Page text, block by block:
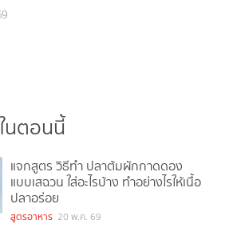
นตอนนี้
แจกสูตร วิธีทำ ปลาต้มผักกาดดอง
แบบเสฉวน ใส่อะไรบ้าง ทำอย่างไรให้เนื้อ
ปลาอร่อย
สูตรอาหาร 20 พ.ค. 69